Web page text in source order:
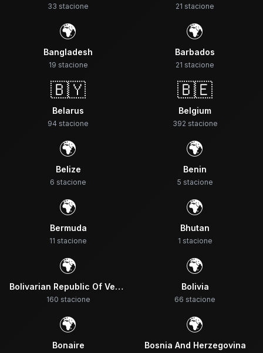
33 stacione 21 stacione
🌍
Bangladesh
19 stacione
🌍
Barbados
21 stacione
🇧🇾
Belarus
94 stacione
🇧🇪
Belgium
392 stacione
🌍
Belize
6 stacione
🌍
Benin
5 stacione
🌍
Bermuda
11 stacione
🌍
Bhutan
1 stacione
🌍
Bolivarian Republic Of Venezuela
160 stacione
🌍
Bolivia
66 stacione
🌍
Bonaire
🌍
Bosnia And Herzegovina